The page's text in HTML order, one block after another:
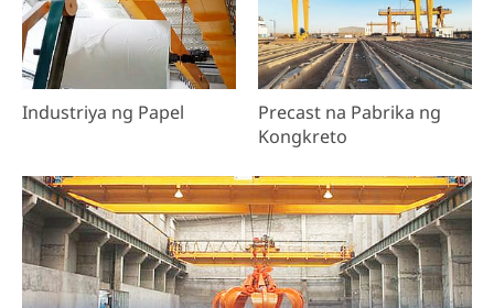
Industriya ng Papel
Precast na Pabrika ng
Kongkreto